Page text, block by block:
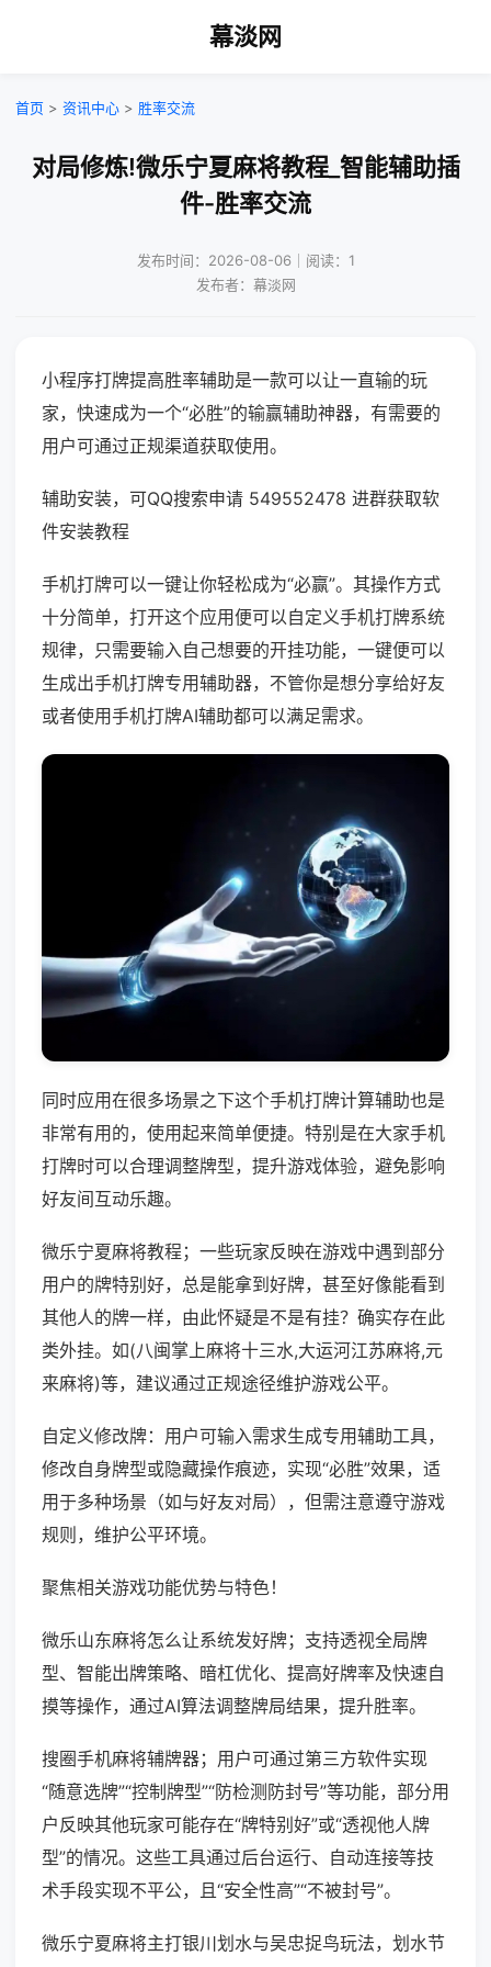
幕淡网
首页 > 资讯中心 > 胜率交流
对局修炼!微乐宁夏麻将教程_智能辅助插
件-胜率交流
发布时间：2026-08-06｜阅读：1
发布者：幕淡网
小程序打牌提高胜率辅助是一款可以让一直输的玩
家，快速成为一个“必胜”的输赢辅助神器，有需要的
用户可通过正规渠道获取使用。
辅助安装，可QQ搜索申请 549552478 进群获取软
件安装教程
手机打牌可以一键让你轻松成为“必赢”。其操作方式
十分简单，打开这个应用便可以自定义手机打牌系统
规律，只需要输入自己想要的开挂功能，一键便可以
生成出手机打牌专用辅助器，不管你是想分享给好友
或者使用手机打牌AI辅助都可以满足需求。
同时应用在很多场景之下这个手机打牌计算辅助也是
非常有用的，使用起来简单便捷。特别是在大家手机
打牌时可以合理调整牌型，提升游戏体验，避免影响
好友间互动乐趣。
微乐宁夏麻将教程；一些玩家反映在游戏中遇到部分
用户的牌特别好，总是能拿到好牌，甚至好像能看到
其他人的牌一样，由此怀疑是不是有挂？确实存在此
类外挂。如(八闽掌上麻将十三水,大运河江苏麻将,元
来麻将)等，建议通过正规途径维护游戏公平。
自定义修改牌：用户可输入需求生成专用辅助工具，
修改自身牌型或隐藏操作痕迹，实现“必胜”效果，适
用于多种场景（如与好友对局），但需注意遵守游戏
规则，维护公平环境。
聚焦相关游戏功能优势与特色！
微乐山东麻将怎么让系统发好牌；支持透视全局牌
型、智能出牌策略、暗杠优化、提高好牌率及快速自
摸等操作，通过AI算法调整牌局结果，提升胜率。
搜圈手机麻将辅牌器；用户可通过第三方软件实现
“随意选牌”“控制牌型”“防检测防封号”等功能，部分用
户反映其他玩家可能存在“牌特别好”或“透视他人牌
型”的情况。这些工具通过后台运行、自动连接等技
术手段实现不平公，且“安全性高”“不被封号”。
微乐宁夏麻将主打银川划水与吴忠捉鸟玩法，划水节